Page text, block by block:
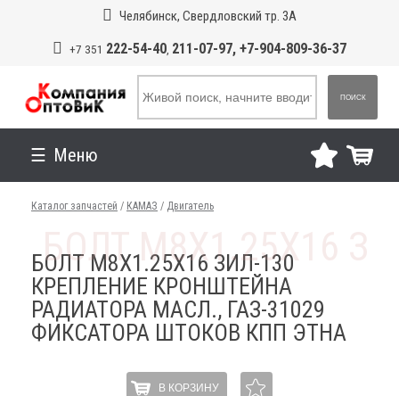
Челябинск, Свердловский тр. 3А
+7 351 222-54-40, 211-07-97, +7-904-809-36-37
ПОИСК
Меню
Каталог запчастей / КАМАЗ / Двигатель
БОЛТ М8Х1.25Х16 ЗИЛ-130
КРЕПЛЕНИЕ КРОНШТЕЙНА
РАДИАТОРА МАСЛ., ГАЗ-31029
ФИКСАТОРА ШТОКОВ КПП ЭТНА
В КОРЗИНУ